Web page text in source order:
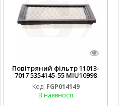
Повітряний фільтр 11013-
7017 5354145-55 MIU10998
FGP014149
Код: FGP014149
В наявності